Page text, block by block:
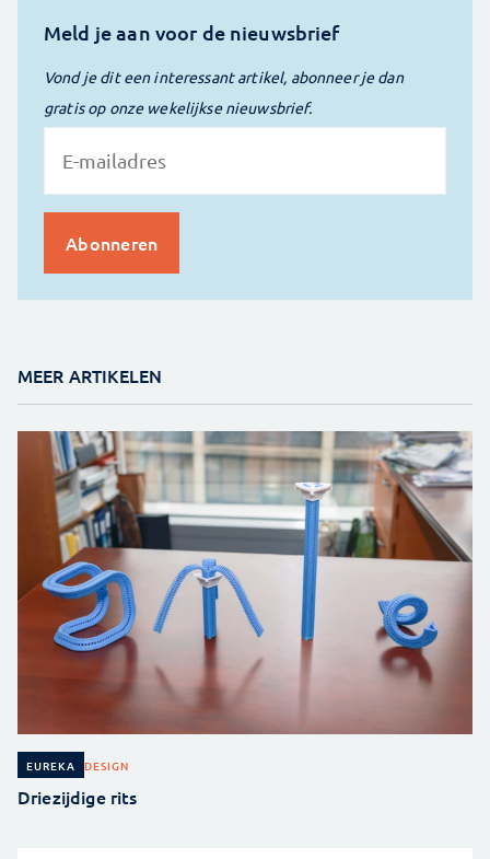
Meld je aan voor de nieuwsbrief
Vond je dit een interessant artikel, abonneer je dan
gratis op onze wekelijkse nieuwsbrief.
MEER ARTIKELEN
EUREKA DESIGN
Driezijdige rits